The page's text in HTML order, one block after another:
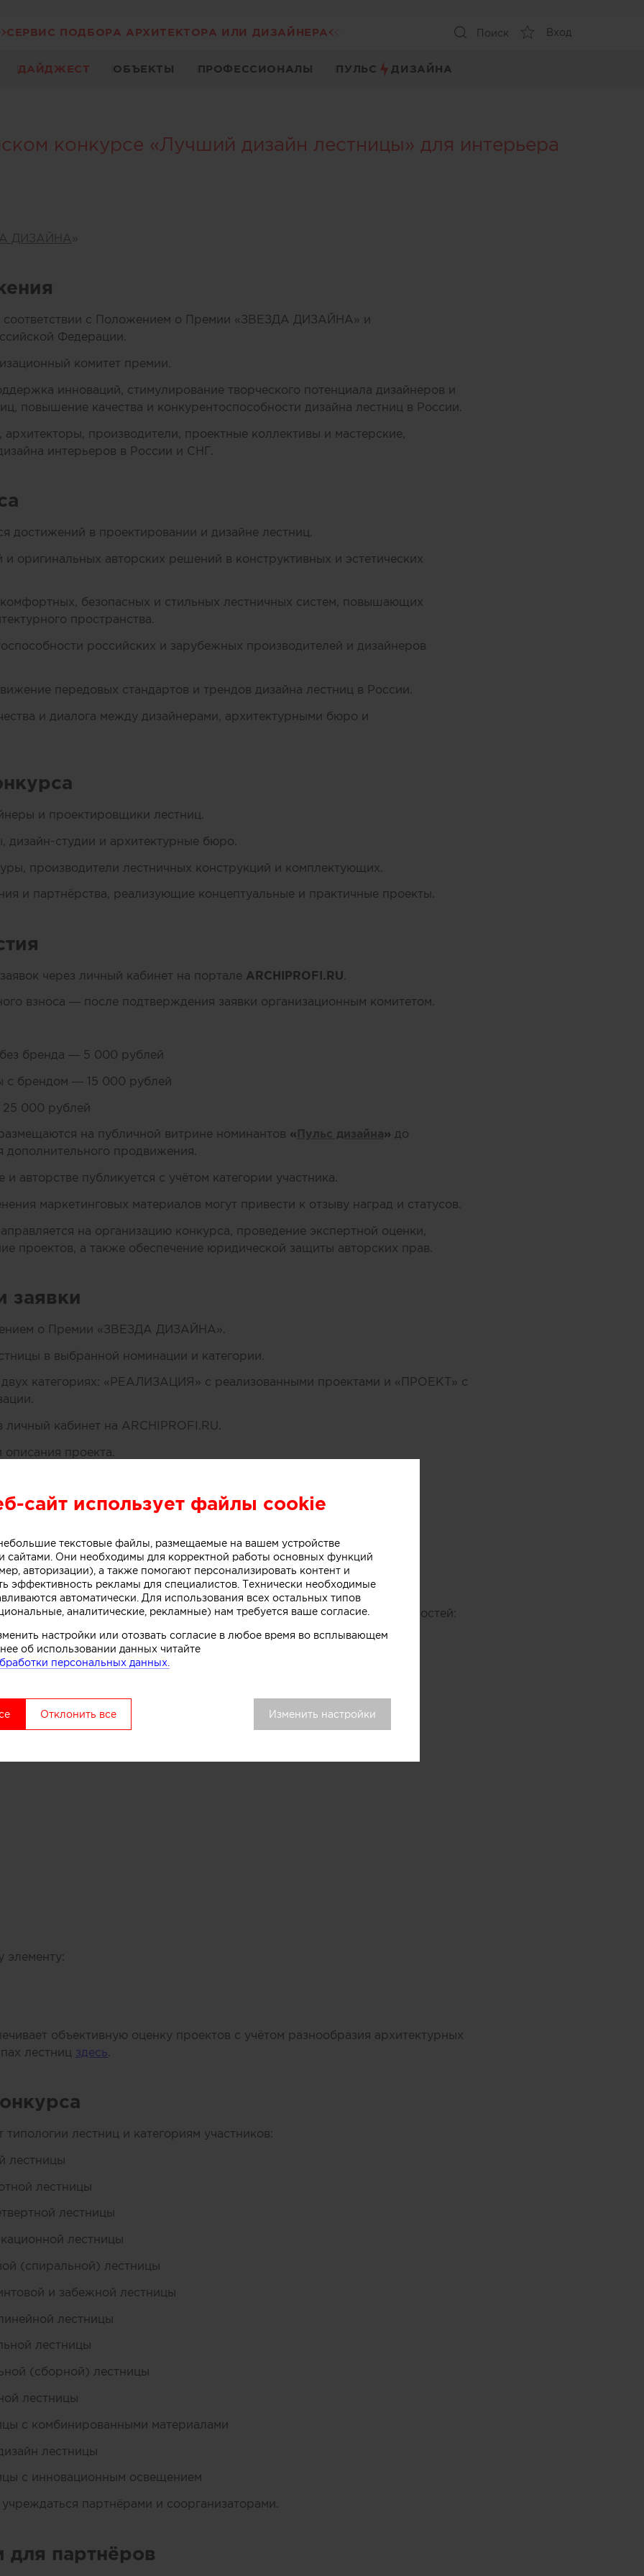
СЕРВИС ПОДБОРА АРХИТЕКТОРА ИЛИ ДИЗАЙНЕРА Поиск Вход
ДАЙДЖЕСТ ОБЪЕКТЫ ПРОФЕССИОНАЛЫ ПУЛЬС ДИЗАЙНА
конкурсе «Лучший дизайн лестницы» для интерьера
ДИЗАЙНА »
соответствии с Положением о Премии «ЗВЕЗДА ДИЗАЙНА» и
Федерации.
комитет премии.
инноваций, стимулирование творческого потенциала дизайнеров и
повышение качества и конкурентоспособности дизайна лестниц в России.
производители, проектные коллективы и мастерские,
интерьеров в России и СНГ.
достижений в проектировании и дизайне лестниц.
оригинальных авторских решений в конструктивных и эстетических
безопасных и стильных лестничных систем, повышающих
пространства.
российских и зарубежных производителей и дизайнеров
передовых стандартов и трендов дизайна лестниц в России.
и диалога между дизайнерами, архитектурными бюро и
и проектировщики лестниц.
дизайн-студии и архитектурные бюро.
производители лестничных конструкций и комплектующих.
и партнёрства, реализующие концептуальные и практичные проекты.
через личный кабинет на портале ARCHIPROFI.RU
взноса — после подтверждения заявки организационным комитетом.
бренда — 5 000 рублей
с брендом — 15 000 рублей
000 рублей
на публичной витрине номинантов «Пульс дизайна» до
продвижения.
авторстве публикуется с учётом категории участника.
маркетинговых материалов могут привести к отзыву наград и статусов.
на организацию конкурса, проведение экспертной оценки,
проектов, а также обеспечение юридической защиты авторских прав.
заявки
о Премии «ЗВЕЗДА ДИЗАЙНА».
в выбранной номинации и категории.
категориях: «РЕАЛИЗАЦИЯ» с реализованными проектами и «ПРОЕКТ» с
кабинет на ARCHIPROFI.RU.
проекта.
заявки на рассмотрение.
взноса после подтверждения заявки.
и взаимодействие с организаторами.
принимаются
типам лестниц с учётом конструктивных и стилистических особенностей:
элементу:
объективную оценку проектов с учётом разнообразия архитектурных
лестниц здесь
лестниц и категориям участников:
лестницы
лестницы
лестницы
лестницы
(спиральной) лестницы
и забежной лестницы
лестницы
лестницы
(сборной) лестницы
лестницы
с комбинированными материалами
лестницы
с инновационным освещением
партнёрами и соорганизаторами.
для партнёров
сайт использует файлы cookie
текстовые файлы, размещаемые на вашем устройстве
сайтами. Они необходимы для корректной работы основных функций
авторизации), а также помогают персонализировать контент и
эффективность рекламы для специалистов. Технически необходимые
автоматически. Для использования всех остальных типов
аналитические, рекламные) нам требуется ваше согласие.
настройки или отозвать согласие в любое время во всплывающем
об использовании данных читайте
персональных данных.
Отклонить все Изменить настройки